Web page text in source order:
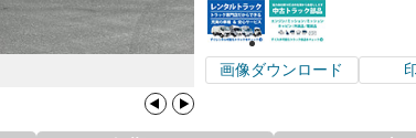
画像ダウンロード